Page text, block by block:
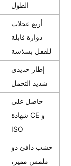
الطول
أربع عجلات
دوارة قابلة
للقفل بسلاسة
إطار حديدي
شديد التحمل
حاصل على
شهادة CE و
ISO
خشب دافئ ذو
ملمس مميز،